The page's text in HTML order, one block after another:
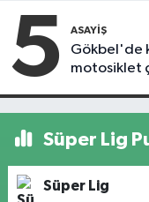
5 ASAYIŞ
Gökbel'de
motosiklet
Süper Lig
Süper Lig